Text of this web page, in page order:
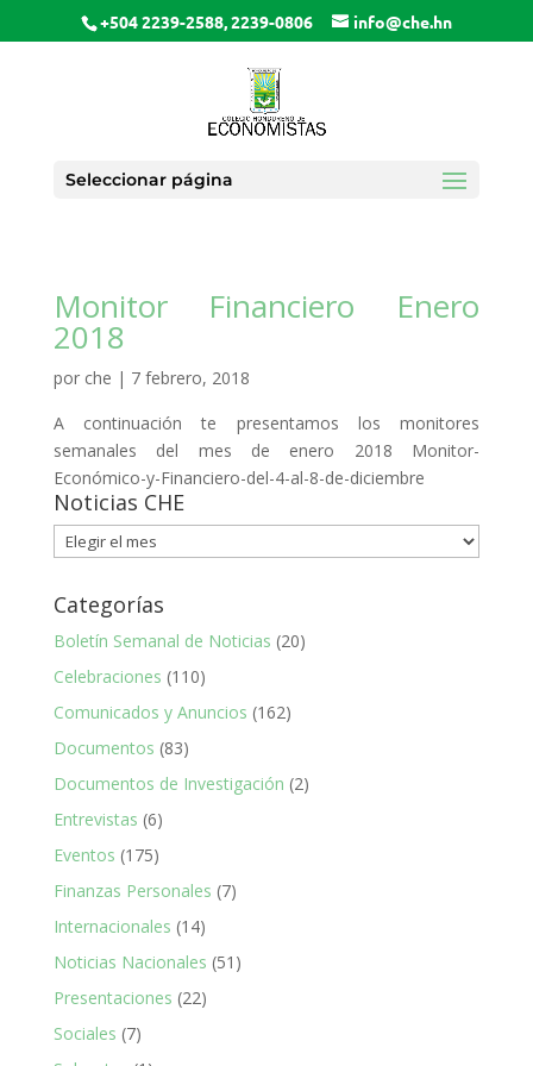
+504 2239-2588, 2239-0806 info@che.hn
Seleccionar página
Monitor Financiero Enero
2018
por che | 7 febrero, 2018
A continuación te presentamos los monitores
semanales del mes de enero 2018 Monitor-
Económico-y-Financiero-del-4-al-8-de-diciembre
Noticias CHE
Noticias
CHE
Categorías
Boletín Semanal de Noticias (20)
Celebraciones (110)
Comunicados y Anuncios (162)
Documentos (83)
Documentos de Investigación (2)
Entrevistas (6)
Eventos (175)
Finanzas Personales (7)
Internacionales (14)
Noticias Nacionales (51)
Presentaciones (22)
Sociales (7)